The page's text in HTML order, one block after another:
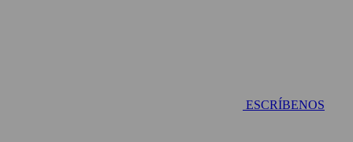
ESCRÍBENOS